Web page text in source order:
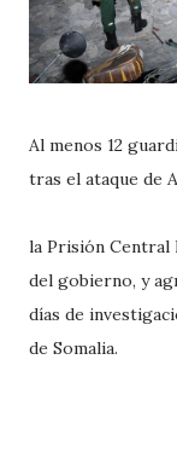
Al menos 12
tras el ataque de
la Prisión Central
del gobierno, y
días de
de Somalia.